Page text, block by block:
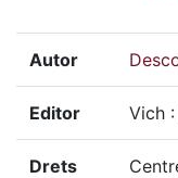
Autor
Editor Vich
Drets